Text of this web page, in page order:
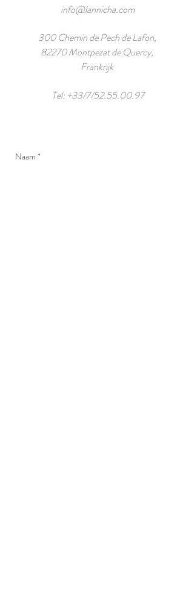
info@lannicha.com
300 Chemin de Pech de Lafon,
82270 Montpezat de Quercy,
Frankrijk
Tel: +33/7/52.55.00.97